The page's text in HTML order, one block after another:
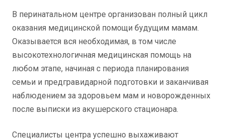
В перинатальном центре организован полный цикл
оказания медицинской помощи будущим мамам.
Оказывается вся необходимая, в том числе
высокотехнологичная медицинская помощь на
любом этапе, начиная с периода планирования
семьи и предгравидарной подготовки и заканчивая
наблюдением за здоровьем мам и новорожденных
после выписки из акушерского стационара.
Специалисты центра успешно выхаживают